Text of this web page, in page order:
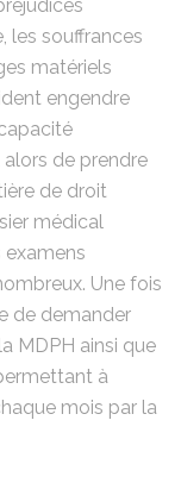
les souffrances
matériels
engendre
de prendre
de droit
médical
Une fois
de demander
MDPH ainsi que
à
mois par la